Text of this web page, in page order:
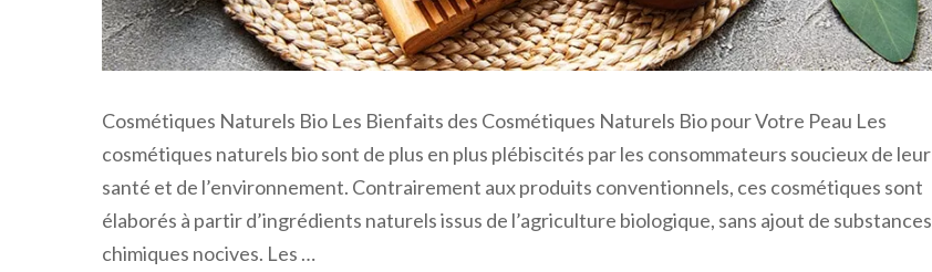
Cosmétiques Naturels Bio Les Bienfaits des Cosmétiques Naturels Bio pour Votre Peau Les
cosmétiques naturels bio sont de plus en plus plébiscités par les consommateurs soucieux de leur
santé et de l’environnement. Contrairement aux produits conventionnels, ces cosmétiques sont
élaborés à partir d’ingrédients naturels issus de l’agriculture biologique, sans ajout de substances
chimiques nocives. Les …